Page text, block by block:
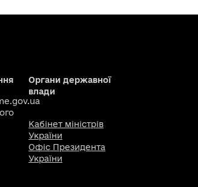
Органи державної
влади
Кабінет міністрів
України
Офіс Президента
України